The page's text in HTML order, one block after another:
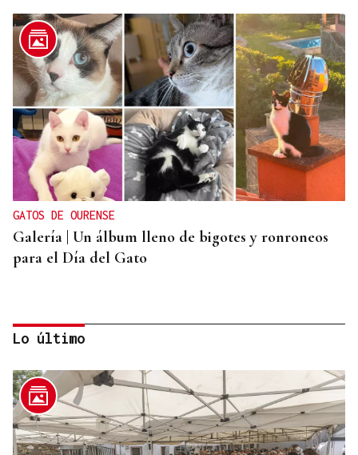
GATOS DE OURENSE
Galería | Un álbum lleno de bigotes y ronroneos
para el Día del Gato
Lo último